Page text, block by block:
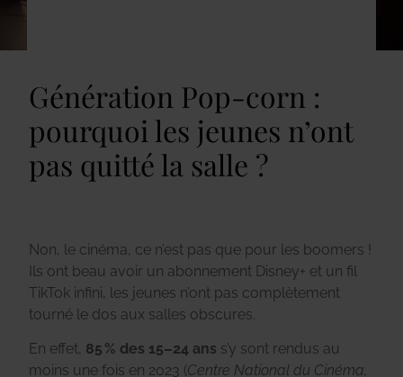
Génération Pop-corn :
pourquoi les jeunes n’ont
pas quitté la salle ?
Non, le cinéma, ce n’est pas que pour les boomers !
Ils ont beau avoir un abonnement Disney+ et un fil
TikTok infini, les jeunes n’ont pas complètement
tourné le dos aux salles obscures.
En effet, 85 % des 15–24 ans s’y sont rendus au
moins une fois en 2023 (Centre National du Cinéma,